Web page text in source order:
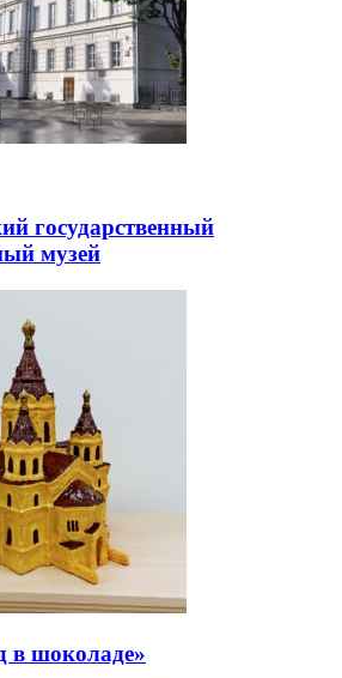
государственный
музей
в шоколаде»